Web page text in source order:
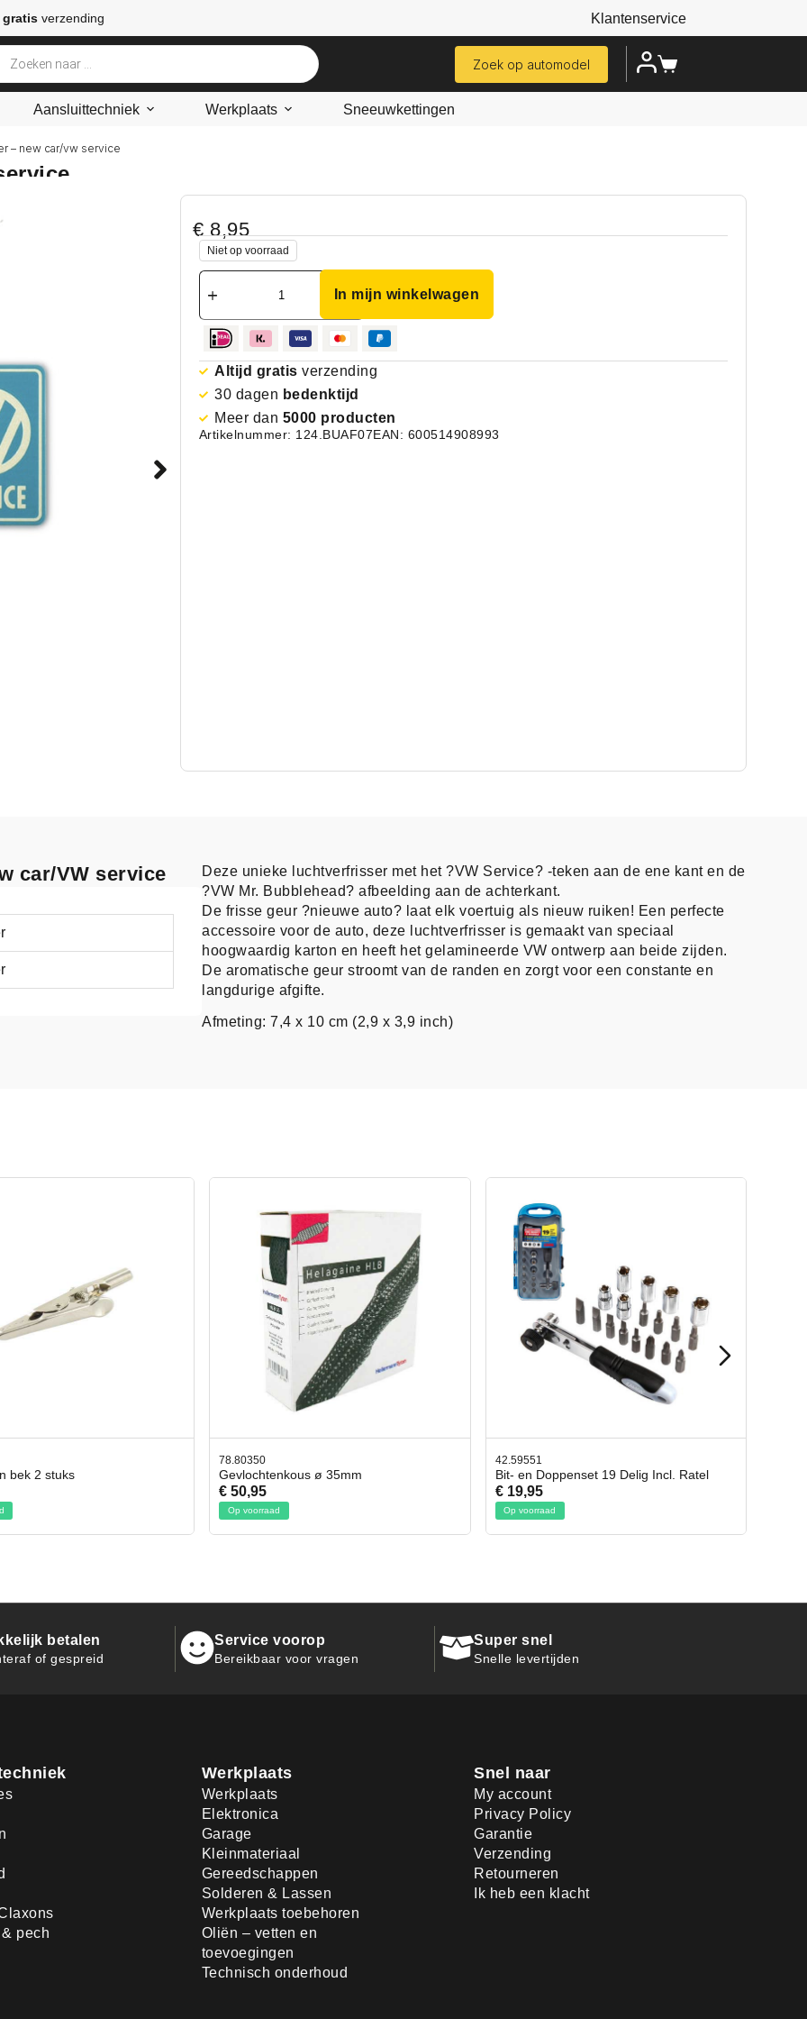
verzending Klantenservice
Zoek op automodel
Aansluittechniek Werkplaats Sneeuwkettingen
– new car/vw service
€8,95
Niet op voorraad
In mijn winkelwagen
Altijd gratis verzending
30 dagen bedenktijd
Meer dan 5000 producten
Artikelnummer: 124.BUAF07EAN: 600514908993
car/VW service
Deze unieke luchtverfrisser met het ?VW Service? -teken aan de ene kant en de
?VW Mr. Bubblehead? afbeelding aan de achterkant.
De frisse geur ?nieuwe auto? laat elk voertuig als nieuw ruiken! Een perfecte
accessoire voor de auto, deze luchtverfrisser is gemaakt van speciaal
hoogwaardig karton en heeft het gelamineerde VW ontwerp aan beide zijden.
De aromatische geur stroomt van de randen en zorgt voor een constante en
langdurige afgifte.
Afmeting: 7,4 x 10 cm (2,9 x 3,9 inch)
Gevlochtenkous ø 35mm Bit- en Doppenset 19 Delig Incl. Ratel Afbreekmes 2 stuks
betalen
of gespreid
Service voorop
Bereikbaar voor vragen
Super snel
Snelle levertijden
pech
Werkplaats
Werkplaats
Elektronica
Garage
Kleinmateriaal
Gereedschappen
Solderen & Lassen
Werkplaats toebehoren
Oliën – vetten en
toevoegingen
Technisch onderhoud
Snel naar
My account
Privacy Policy
Garantie
Verzending
Retourneren
Ik heb een klacht